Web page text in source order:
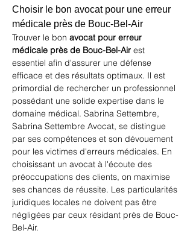
Choisir le bon avocat pour une erreur
médicale près de Bouc-Bel-Air
Trouver le bon avocat pour erreur
médicale près de Bouc-Bel-Air est
essentiel afin d'assurer une défense
efficace et des résultats optimaux. Il est
primordial de rechercher un professionnel
possédant une solide expertise dans le
domaine médical. Sabrina Settembre,
Sabrina Settembre Avocat, se distingue
par ses compétences et son dévouement
pour les victimes d'erreurs médicales. En
choisissant un avocat à l'écoute des
préoccupations des clients, on maximise
ses chances de réussite. Les particularités
juridiques locales ne doivent pas être
négligées par ceux résidant près de Bouc-
Bel-Air.